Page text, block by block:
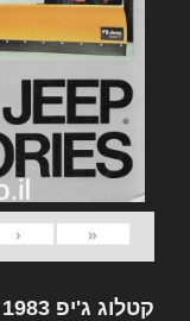
«
‹
קטלוג ג'יפ 1983